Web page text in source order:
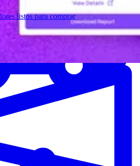
listos para comprar